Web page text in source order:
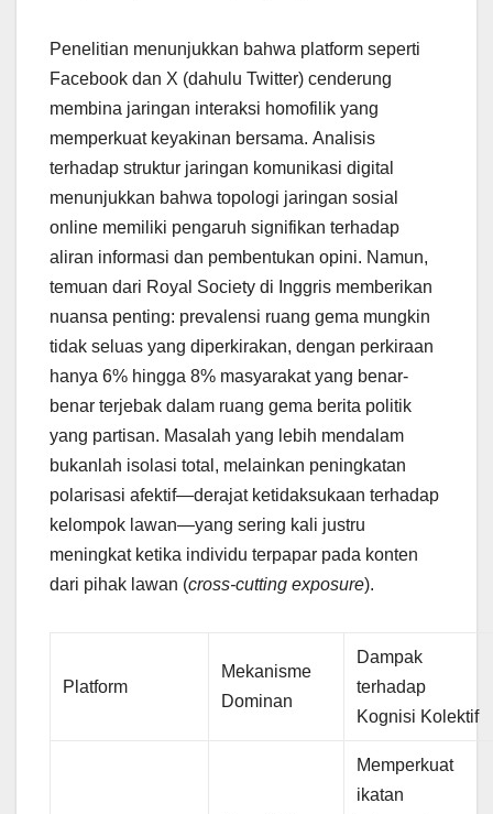
Penelitian menunjukkan bahwa platform seperti
Facebook dan X (dahulu Twitter) cenderung
membina jaringan interaksi homofilik yang
memperkuat keyakinan bersama. Analisis
terhadap struktur jaringan komunikasi digital
menunjukkan bahwa topologi jaringan sosial
online memiliki pengaruh signifikan terhadap
aliran informasi dan pembentukan opini. Namun,
temuan dari Royal Society di Inggris memberikan
nuansa penting: prevalensi ruang gema mungkin
tidak seluas yang diperkirakan, dengan perkiraan
hanya 6% hingga 8% masyarakat yang benar-
benar terjebak dalam ruang gema berita politik
yang partisan. Masalah yang lebih mendalam
bukanlah isolasi total, melainkan peningkatan
polarisasi afektif—derajat ketidaksukaan terhadap
kelompok lawan—yang sering kali justru
meningkat ketika individu terpapar pada konten
dari pihak lawan (cross-cutting exposure).
Platform
Mekanisme
Dominan
Dampak
terhadap
Kognisi Kolektif
Memperkuat
ikatan